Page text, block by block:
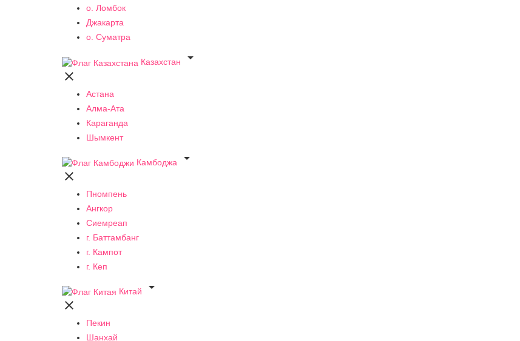
о. Ломбок
Джакарта
о. Суматра
Казахстан


Астана
Алма-Ата
Караганда
Шымкент
Камбоджа


Пномпень
Ангкор
Сиемреап
г. Баттамбанг
г. Кампот
г. Кеп
Китай


Пекин
Шанхай